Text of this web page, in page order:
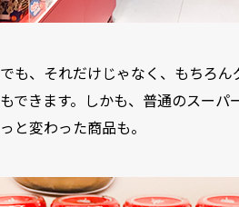
でも、それだけじゃなく、もちろ
もできます。しかも、普通のスーパ
っと変わった商品も。